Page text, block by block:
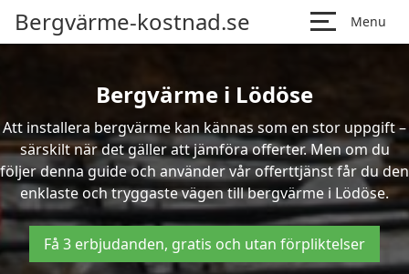
Bergvärme-kostnad.se Menu
Bergvärme i Lödöse
Att installera bergvärme kan kännas som en stor uppgift –
särskilt när det gäller att jämföra offerter. Men om du
följer denna guide och använder vår offerttjänst får du den
enklaste och tryggaste vägen till bergvärme i Lödöse.
Få 3 erbjudanden, gratis och utan förpliktelser